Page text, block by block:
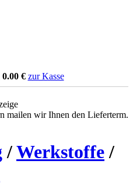
0.00€ zur Kasse
mailen wir Ihnen den Lieferterm.
/Werkstoffe/